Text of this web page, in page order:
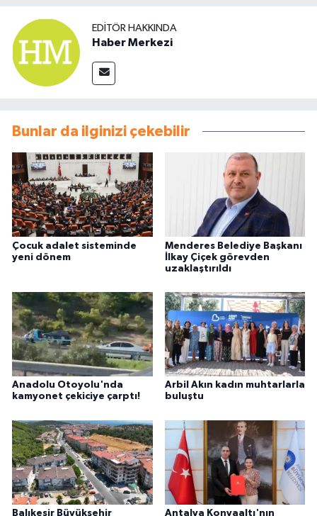
EDITÖR HAKKINDA
Haber Merkezi
Bunlar da ilginizi çekebilir
Çocuk adalet sisteminde
yeni dönem
Menderes Belediye Başkanı
İlkay Çiçek görevden
uzaklaştırıldı
Anadolu Otoyolu'nda
kamyonet çekiciye çarptı!
Arbil Akın kadın muhtarlarla
buluştu
Balıkesir Büyükşehir Antalya Konyaaltı'nın